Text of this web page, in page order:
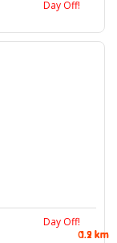
Day Off!
Day Off!
0.9 km
1.2 km
1.2 km